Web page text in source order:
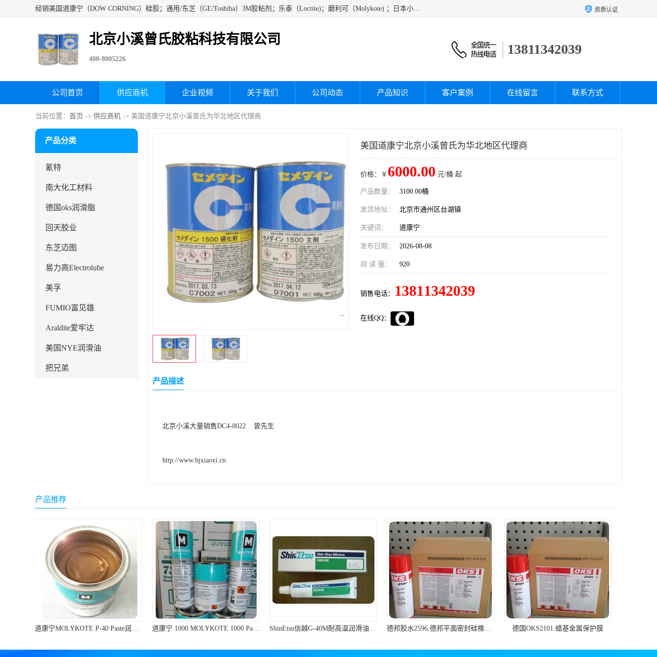
经销美国道康宁（DOW CORNING）硅胶；通用/东芝（GE/Toshiba）3M胶粘剂；乐泰（Loctite)；磨利可（Molykote) ；日本小西（KONISHI）硅胶；施敏打硬,硅胶；信越 产品；关东化成防潮披腹胶 ；三键；索尼；韩国Diabond，等各种电子电机电器进口硅胶产品、硅脂、硅油，经销美国道康宁（DOW CORNING）硅胶等 资质认证
北京小溪曾氏胶粘科技有限公司
400-8005226
13811342039
公司首页 供应商机 企业视频 关于我们 公司动态 产品知识 客户案例 在线留言 联系方式
当前位置： 首页 -> 供应商机 -> 美国道康宁北京小溪曾氏为华北地区代理商
产品分类
氰特
南大化工材料
德国oks润滑脂
回天胶业
东芝迈图
易力高Electrolube
美孚
FUMIO富见雄
Araldite爱牢达
美国NYE润滑油
把兄弟
ergo.厌氧胶
索尼化学
日本threebond胶粘剂
德国克鲁勃（KLUBE）
双键
韩国东部化学
德国Wurth集团Kislin
ergo.丙烯酸结构胶
美国道康宁北京小溪曾氏为华北地区代理商
价格：￥ 6000.00 元/桶 起
产品数量： 3100.00桶
发货地址： 北京市通州区台湖镇
关键词： 道康宁
发布日期： 2026-08-08
阅 读 量： 920
销售电话： 13811342039
在线QQ：
产品描述
北京小溪大量销售DC4-8022 曾先生
http://www.bjxiaoxi.cn
产品推荐
ShinEtsu信越G-40M耐高温润滑油硅脂油脂 德邦胶水2596,德邦平面密封硅橡胶85G/管 310ml/支 德国OKS2101 蜡基金属保护膜